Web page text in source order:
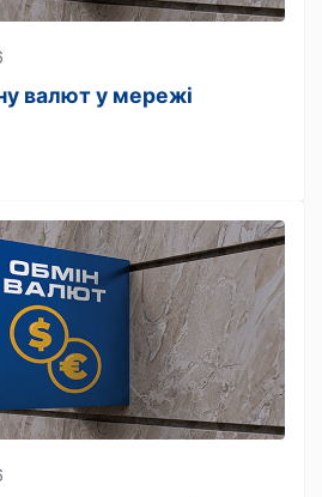
валют у мережі